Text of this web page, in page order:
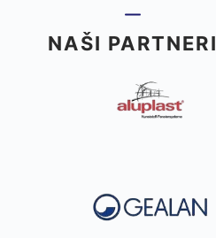
NAŠI PARTNERI